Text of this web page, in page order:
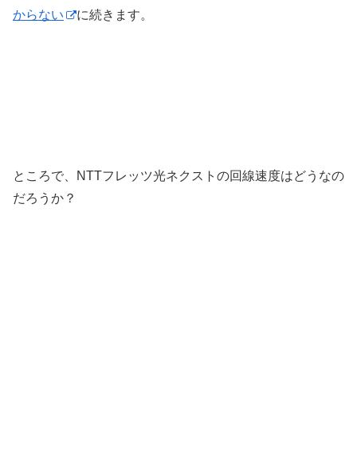
からない
に続きます。
ところで、NTTフレッツ光ネクストの回線速度はどうなの
だろうか？